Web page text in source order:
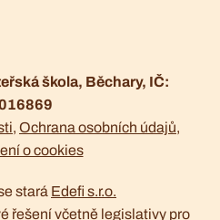
škola, Běchary, IČ:
Ochrana osobních údajů
o cookies
stará Edefi s.r.o.
řešení včetně legislativy pro